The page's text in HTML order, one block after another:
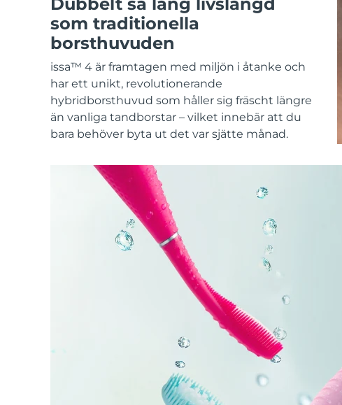
Dubbelt så lång livslängd
som traditionella
borsthuvuden
issa™ 4 är framtagen med miljön i åtanke och
har ett unikt, revolutionerande
hybridborsthuvud som håller sig fräscht längre
än vanliga tandborstar – vilket innebär att du
bara behöver byta ut det var sjätte månad.
All acne treatment devices
All revitalizing eye massagers
KIWI™-hudvård
Advanced pore care essentials
Serum
For healthy hair
issa™ Teeth Whitening Gel
18% PAP
Kosmetika
Man
Handla allt